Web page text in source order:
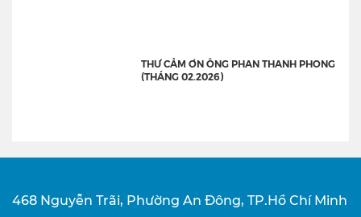
THƯ CẢM ƠN ÔNG PHAN THANH PHONG
(THÁNG 02.2026)
468 Nguyễn Trãi, Phường An Đông, TP.Hồ Chí Minh